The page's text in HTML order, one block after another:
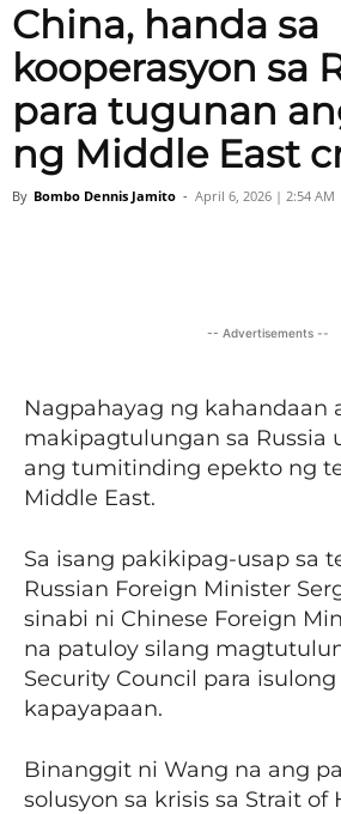
China, handa sa
kooperasyon sa
para tugunan
ng Middle East
By Bombo Dennis Jamito - April 6, 2026 | 2:54 AM
-- Advertisements --
Nagpahayag ng kahandaan
makipagtulungan sa Russia
ang tumitinding epekto ng
Middle East.
Sa isang pakikipag-usap sa
Russian Foreign Minister
sinabi ni Chinese Foreign
na patuloy silang
Security Council para
kapayapaan.
Binanggit ni Wang na ang
solusyon sa krisis sa Strait of